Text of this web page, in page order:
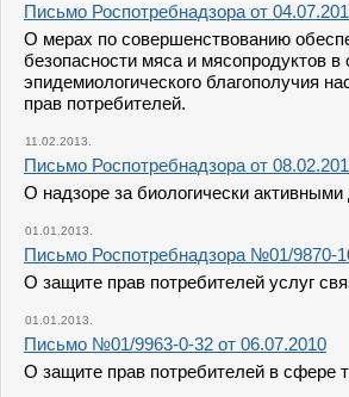
Письмо Роспотребнадзора от
О мерах по совершенствованию
безопасности мяса и мясопродуктов в
эпидемиологического благополучия
прав потребителей.
11.02.2013.
Письмо Роспотребнадзора от
О надзоре за биологически
01.01.2013.
Письмо Роспотребнадзора №01/9870-
О защите прав потребителей услуг
01.01.2013.
Письмо №01/9963-0-32 от 06.07.2010
О защите прав потребителей в сфере